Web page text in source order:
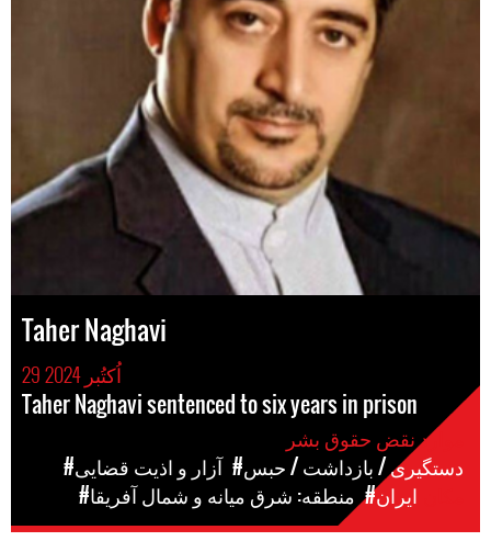
Taher Naghavi
29 اُکتُبر 2024
Taher Naghavi sentenced to six years in prison
#آزار و اذیت قضایی
#دستگیری / بازداشت / حبس
#منطقه: شرق میانه و شمال آفریقا #ایران